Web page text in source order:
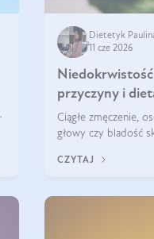
Dietetyk
11 cze 2026
przyczyny i
Ciągłe zmęczenie,
głowy czy bladość
może być
CZYTAJ